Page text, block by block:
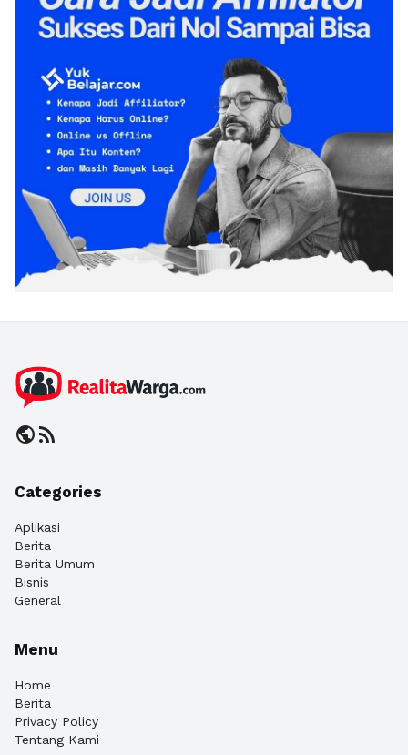
publicrss_feed
Categories
Aplikasi
Berita
Berita Umum
Bisnis
General
Menu
Home
Berita
Privacy Policy
Tentang Kami